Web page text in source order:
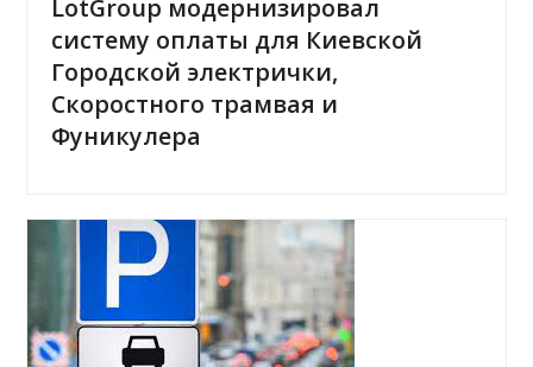
LotGroup модернизировал
систему оплаты для Киевской
Городской электрички,
Скоростного трамвая и
Фуникулера